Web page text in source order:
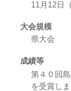
11月12日
大会規模
県大会
成績等
第４０回
を受賞し